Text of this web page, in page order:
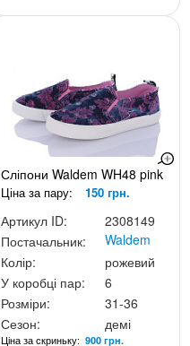
Сліпони Waldem WH48 pink
Ціна за пару: 150 грн.
Артикул ID:
2308149
Постачальник:
Waldem
Колір:
рожевий
У коробці пар:
6
Розміри:
31-36
Сезон:
демі
Ціна за скриньку:900 грн.